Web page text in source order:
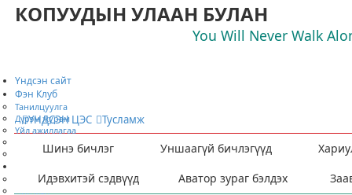
КОПУУДЫН УЛААН БУЛАН
You Will Never Walk
Үндсэн сайт
Фэн Клуб
Танилцуулга
Дүрэм журам
Үйл ажиллагаа
Хамтран ажиллах
Гишүүнээр элсэх
Ярилцлага
ҮНДСЭН ЦЭС Тусламж
Шинэ бичлэг Уншаагүй бичлэгүүд
Идэвхитэй сэдвүүд
Аватор зураг бэлдэх